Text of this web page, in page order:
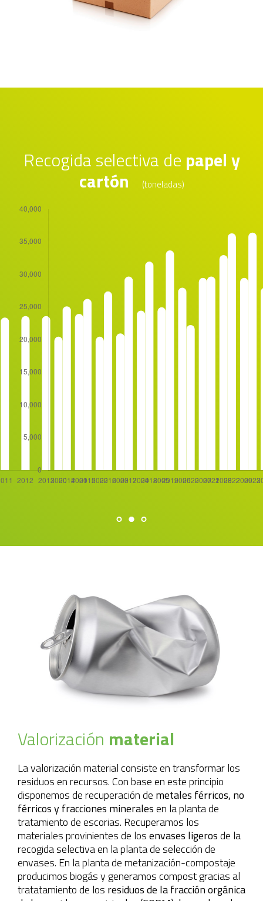
Recogida selectiva de papel y
cartón (toneladas)
Valorización material
La valorización material consiste en transformar los
residuos en recursos. Con base en este principio
disponemos de recuperación de metales férricos, no
férricos y fracciones mineralesen la planta de
tratamiento de escorias. Recuperamos los
materiales provinientes de losenvases ligerosde la
recogida selectiva en la planta de selección de
envases. En la planta de metanización-compostaje
producimos biogás y generamos compost gracias al
tratatamiento de los residuos de la fracción orgánica